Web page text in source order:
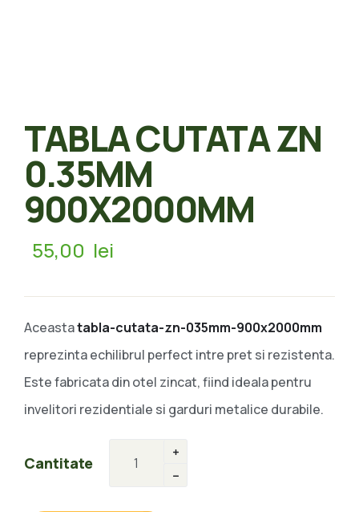
TABLA CUTATA ZN
0.35MM
900X2000MM
55,00 lei
Aceastatabla-cutata-zn-035mm-900x2000mm
reprezinta echilibrul perfect intre pret si rezistenta.
Este fabricata din otel zincat, fiind ideala pentru
invelitori rezidentiale si garduri metalice durabile.
Cantitate